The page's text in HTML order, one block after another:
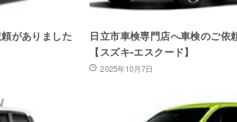
がありました
日立市車検専門店へ車検のご依
【スズキ-エスクード】
2025年10月7日